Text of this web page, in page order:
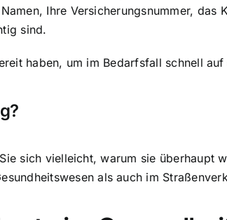
Ihre Versicherungsnummer, das
sind.
haben, um im Bedarfsfall schnell
sich vielleicht, warum sie überhaupt
als auch im